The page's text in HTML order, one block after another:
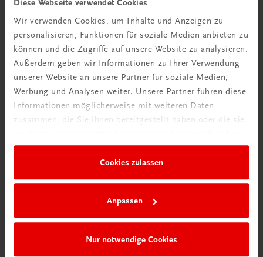
Diese Webseite verwendet Cookies
Wir verwenden Cookies, um Inhalte und Anzeigen zu
personalisieren, Funktionen für soziale Medien anbieten zu
können und die Zugriffe auf unsere Website zu analysieren.
Außerdem geben wir Informationen zu Ihrer Verwendung
unserer Website an unsere Partner für soziale Medien,
Werbung und Analysen weiter. Unsere Partner führen diese
Informationen möglicherweise mit weiteren Daten
zusammen, die Sie ihnen bereitgestellt haben oder die sie
Cookies zulassen
Anpassen
Nur notwendige Cookies
Mehr dazu
Neu in der DigiBox
Klassenzimmer“